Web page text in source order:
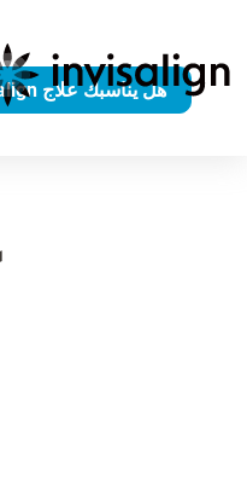
هل يناسبك علاج Invisalign؟